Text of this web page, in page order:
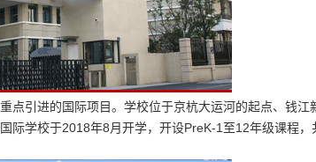
点引进的国际项目。学校位于京杭大运河的起点、钱
际学校于2018年8月开学，开设PreK-1至12年级课程，